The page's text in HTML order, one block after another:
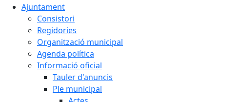
Ajuntament
Consistori
Regidories
Organització municipal
Agenda política
Informació oficial
Tauler d'anuncis
Ple municipal